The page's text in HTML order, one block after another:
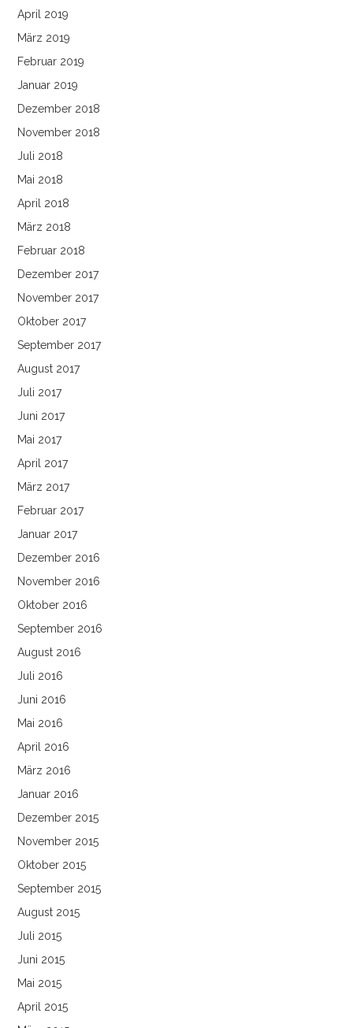
April 2019
März 2019
Februar 2019
Januar 2019
Dezember 2018
November 2018
Juli 2018
Mai 2018
April 2018
März 2018
Februar 2018
Dezember 2017
November 2017
Oktober 2017
September 2017
August 2017
Juli 2017
Juni 2017
Mai 2017
April 2017
März 2017
Februar 2017
Januar 2017
Dezember 2016
November 2016
Oktober 2016
September 2016
August 2016
Juli 2016
Juni 2016
Mai 2016
April 2016
März 2016
Januar 2016
Dezember 2015
November 2015
Oktober 2015
September 2015
August 2015
Juli 2015
Juni 2015
Mai 2015
April 2015